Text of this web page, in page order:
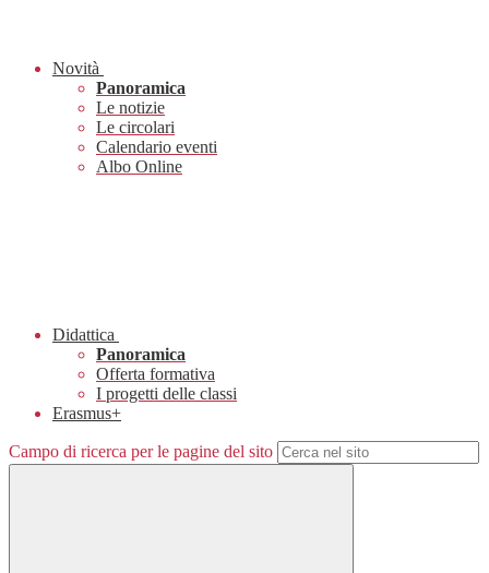
Novità
Panoramica
Le notizie
Le circolari
Calendario eventi
Albo Online
Didattica
Panoramica
Offerta formativa
I progetti delle classi
Erasmus+
Campo di ricerca per le pagine del sito